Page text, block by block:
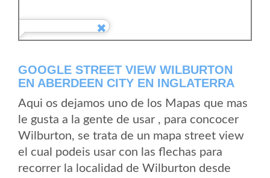
GOOGLE STREET VIEW WILBURTON
EN ABERDEEN CITY EN INGLATERRA
Aqui os dejamos uno de los Mapas que mas
le gusta a la gente de usar , para concocer
Wilburton, se trata de un mapa street view
el cual podeis usar con las flechas para
recorrer la localidad de Wilburton desde